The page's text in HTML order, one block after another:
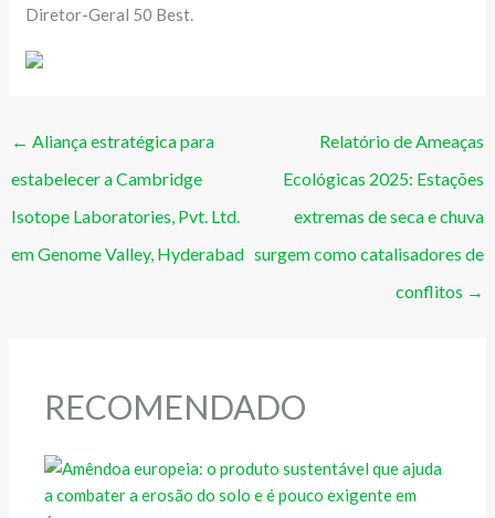
Diretor-Geral 50 Best.
← Aliança estratégica para
estabelecer a Cambridge
Isotope Laboratories, Pvt. Ltd.
em Genome Valley, Hyderabad
Relatório de Ameaças
Ecológicas 2025: Estações
extremas de seca e chuva
surgem como catalisadores de
conflitos →
RECOMENDADO